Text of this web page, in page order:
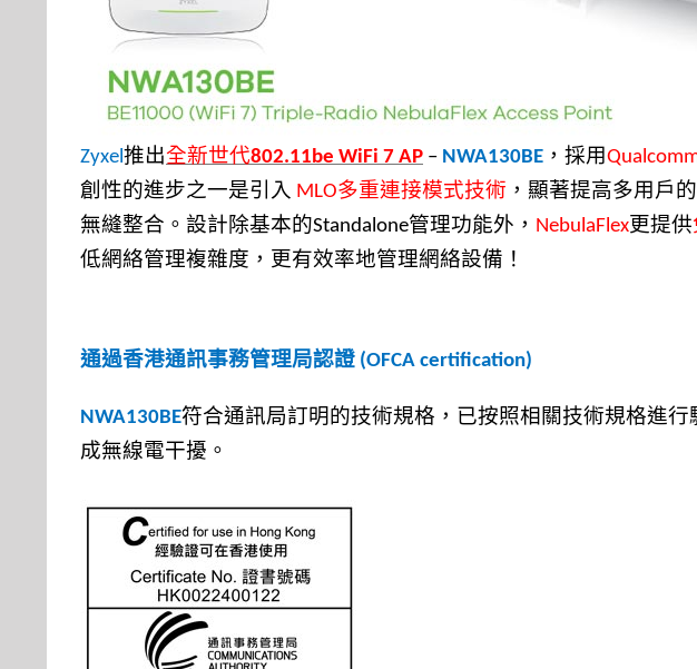
Zyxel推出全新世代802.11be WiFi 7 AP – NWA130BE ， 採用
創性的進步之一是引入 MLO多重連接模式技術 ，顯著提高多用戶
無縫整合。 設計除基本的Standalone管理功能外 ， NebulaFlex更提供
低網絡管理複雜度，更有效率地管理網絡設備！
通過香港通訊事務管理局認證 (OFCA certification)
NWA130BE符合通訊局訂明的技術規格，已按照相關技術規格進行
成無線電干擾。